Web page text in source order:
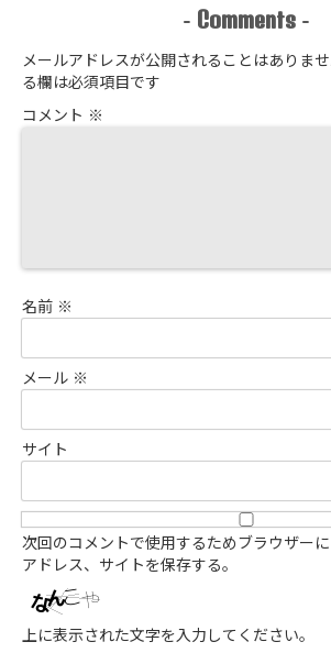
- Comments -
メールアドレスが公開されることはありませ
る欄は必須項目です
コメント ※
名前 ※
メール ※
サイト
次回のコメントで使用するためブラウザー
アドレス、サイトを保存する。
上に表示された文字を入力してください。